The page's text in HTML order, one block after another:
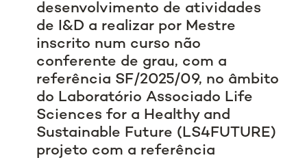
desenvolvimento de atividades
de I&D a realizar por Mestre
inscrito num curso não
conferente de grau, com a
referência SF/2025/09, no âmbito
do Laboratório Associado Life
Sciences for a Healthy and
Sustainable Future (LS4FUTURE)
projeto com a referência